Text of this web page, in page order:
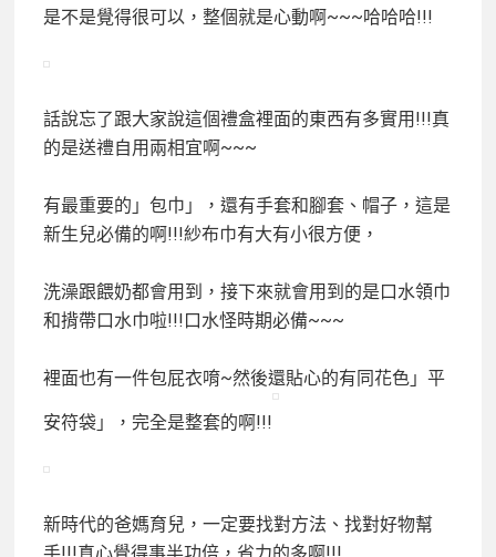
是不是覺得很可以，整個就是心動啊~~~哈哈哈!!!
話說忘了跟大家說這個禮盒裡面的東西有多實用!!!真
的是送禮自用兩相宜啊~~~
有最重要的」包巾」，還有手套和腳套、帽子，這是
新生兒必備的啊!!!紗布巾有大有小很方便，
洗澡跟餵奶都會用到，接下來就會用到的是口水領巾
和揹帶口水巾啦!!!口水怪時期必備~~~
裡面也有一件包屁衣唷~然後還貼心的有同花色」平
安符袋」，完全是整套的啊!!!
新時代的爸媽育兒，一定要找對方法、找對好物幫